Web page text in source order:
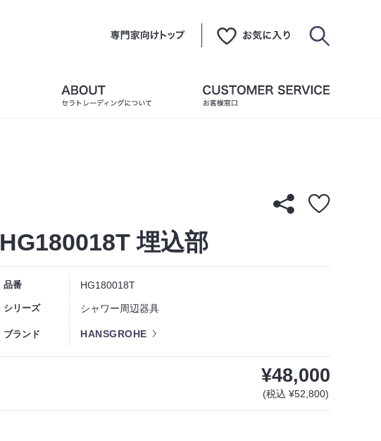
HG180018T 埋込部
品番 HG180018T
シリーズ シャワー周辺器具
ブランド HANSGROHE
¥48,000
(税込 ¥52,800)